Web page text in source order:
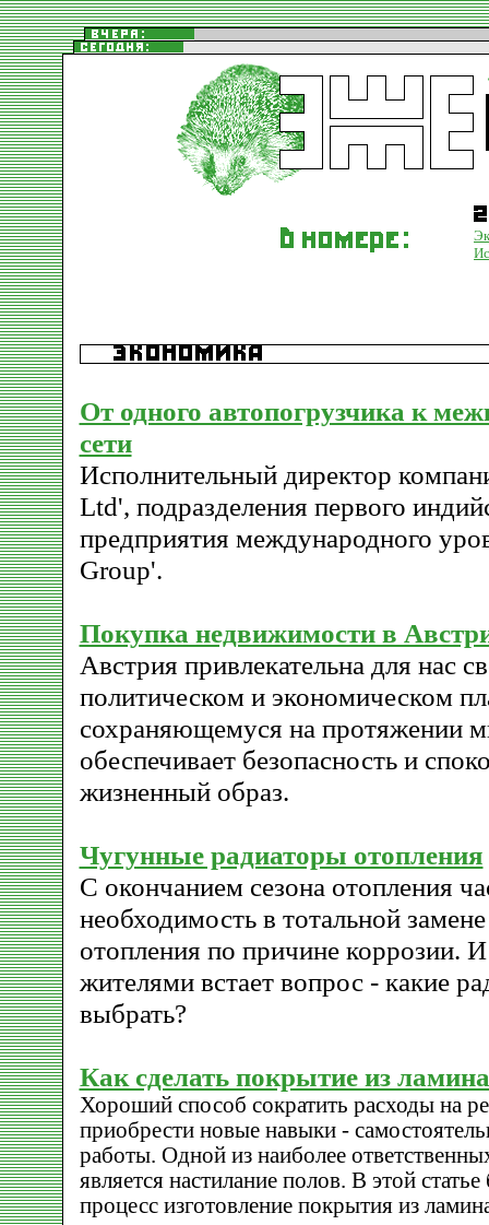
От одного автопогрузчика к
сети
Исполнительный директор
Ltd', подразделения первого
предприятия международного
Group'.
Покупка недвижимости в
Австрия привлекательна для нас
политическом и экономическом
сохраняющемуся на протяжении
обеспечивает безопасность и
жизненный образ.
Чугунные радиаторы отопления
С окончанием сезона отопления
необходимость в тотальной
отопления по причине коррозии.
жителями встает вопрос - какие
выбрать?
Как сделать покрытие из
Хороший способ сократить расходы на
приобрести новые навыки -
работы. Одной из наиболее
является настилание полов. В этой
процесс изготовление покрытия из